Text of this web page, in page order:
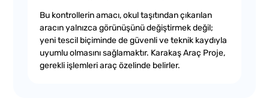
Bu kontrollerin amacı, okul taşıtından çıkarılan
aracın yalnızca görünüşünü değiştirmek değil;
yeni tescil biçiminde de güvenli ve teknik kaydıyla
uyumlu olmasını sağlamaktır. Karakaş Araç Proje,
gerekli işlemleri araç özelinde belirler.